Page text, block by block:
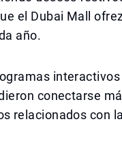
el Dubai Mall
año.
conectarse
relacionados con